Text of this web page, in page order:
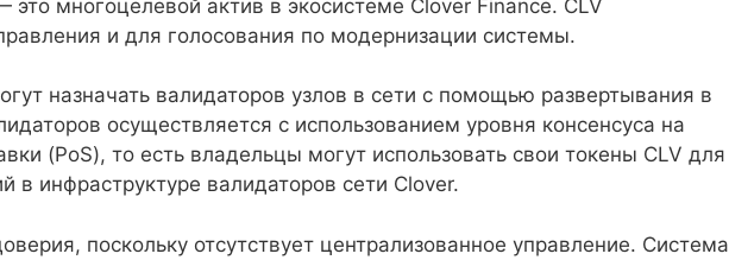
многоцелевой актив в экосистеме Clover Finance. CLV
и для голосования по модернизации системы.
назначать валидаторов узлов в сети с помощью развертывания в
осуществляется с использованием уровня консенсуса на
(PoS), то есть владельцы могут использовать свои токены CLV для
в инфраструктуре валидаторов сети Clover.
поскольку отсутствует централизованное управление. Система